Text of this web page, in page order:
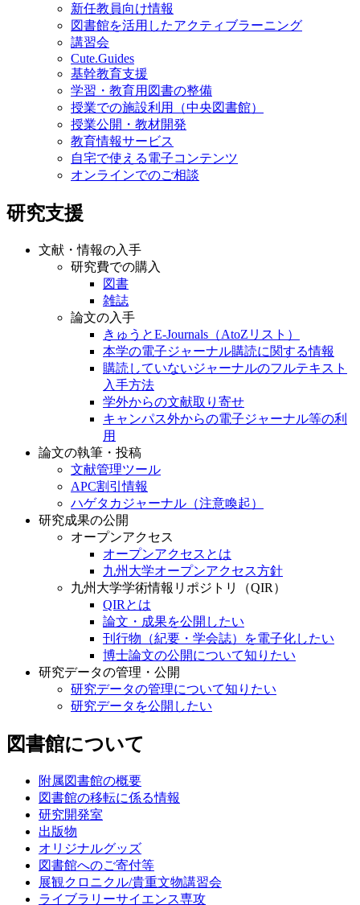
新任教員向け情報
図書館を活用したアクティブラーニング
講習会
Cute.Guides
基幹教育支援
学習・教育用図書の整備
授業での施設利用（中央図書館）
授業公開・教材開発
教育情報サービス
自宅で使える電子コンテンツ
オンラインでのご相談
研究支援
文献・情報の入手
研究費での購入
図書
雑誌
論文の入手
きゅうとE-Journals（AtoZリスト）
本学の電子ジャーナル購読に関する情報
購読していないジャーナルのフルテキスト
入手方法
学外からの文献取り寄せ
キャンパス外からの電子ジャーナル等の利
用
論文の執筆・投稿
文献管理ツール
APC割引情報
ハゲタカジャーナル（注意喚起）
研究成果の公開
オープンアクセス
オープンアクセスとは
九州大学オープンアクセス方針
九州大学学術情報リポジトリ（QIR）
QIRとは
論文・成果を公開したい
刊行物（紀要・学会誌）を電子化したい
博士論文の公開について知りたい
研究データの管理・公開
研究データの管理について知りたい
研究データを公開したい
図書館について
附属図書館の概要
図書館の移転に係る情報
研究開発室
出版物
オリジナルグッズ
図書館へのご寄付等
展観クロニクル/貴重文物講習会
ライブラリーサイエンス専攻